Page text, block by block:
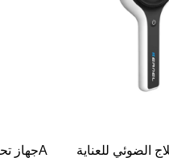
جهاز تحليل البشرة بمصباح خشبي كن-9000A
الضوئي للعناية